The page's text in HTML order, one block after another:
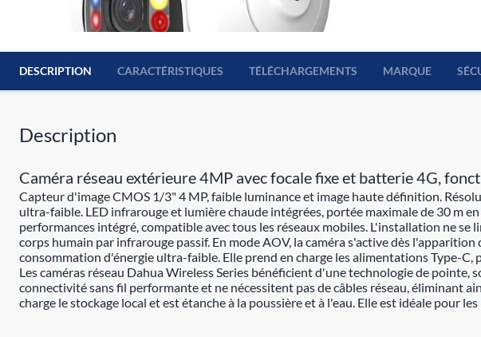
DESCRIPTION CARACTÉRISTIQUES TÉLÉCHARGEMENTS MARQUE
Description
Caméra réseau extérieure 4MP avec focale fixe et batterie 4G,
Capteur d'image CMOS 1/3" 4 MP, faible luminance et image haute définition.
ultra-faible. LED infrarouge et lumière chaude intégrées, portée maximale de 30 m
performances intégré, compatible avec tous les réseaux mobiles. L'installation ne
corps humain par infrarouge passif. En mode AOV, la caméra s'active dès
consommation d'énergie ultra-faible. Elle prend en charge les alimentations Type-
Les caméras réseau Dahua Wireless Series bénéficient d'une technologie de
connectivité sans fil performante et ne nécessitent pas de câbles réseau, éliminant
charge le stockage local et est étanche à la poussière et à l'eau. Elle est idéale pour